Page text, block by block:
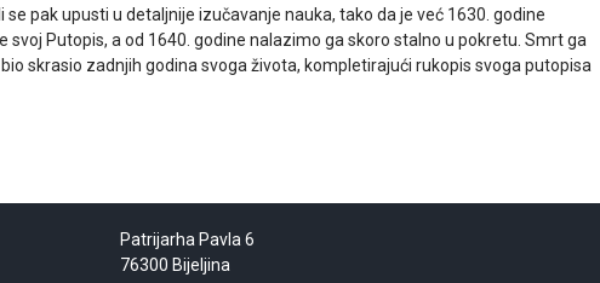
pak upusti u detaljnije izučavanje nauka, tako da je već 1630. godine
Putopis, a od 1640. godine nalazimo ga skoro stalno u pokretu. Smrt ga
skrasio zadnjih godina svoga života, kompletirajući rukopis svoga putopisa
Patrijarha Pavla 6
76300 Bijeljina